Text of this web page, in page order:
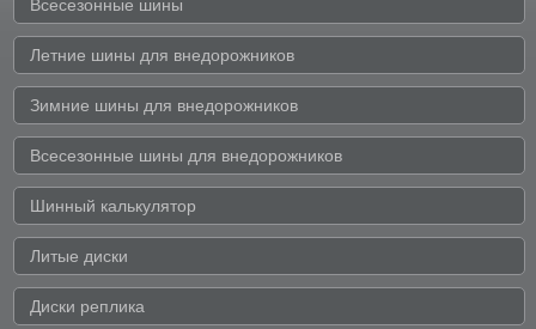
Всесезонные шины
Летние шины для внедорожников
Зимние шины для внедорожников
Всесезонные шины для внедорожников
Шинный калькулятор
Литые диски
Диски реплика